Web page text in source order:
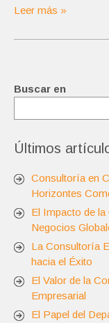
Leer más »
Buscar en
Últimos
Consultoría en
Horizontes
El Impacto de
Negocios
La Consultoría
hacia el Éxito
El Valor de la
Empresarial
El Papel del